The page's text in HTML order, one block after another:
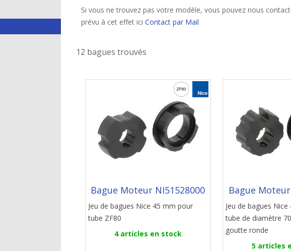
Si vous ne trouvez pas votre modèle, vous pouvez nous
prévu à cet effet ici Contact par Mail
12 bagues trouvés
Bague Moteur NI51528000
Jeu de bagues Nice 45 mm pour
tube ZF80
4 articles en stock
Bague
Jeu de bagues
tube de diamètre
goutte ronde
5 articles